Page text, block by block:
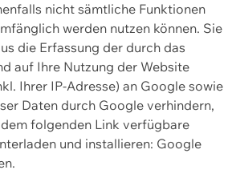
nicht sämtliche Funktionen
werden nutzen können. Sie
die Erfassung der durch das
auf Ihre Nutzung der Website
Ihrer IP-Adresse) an Google sowie
Daten durch Google verhindern,
folgenden Link verfügbare
und installieren: Google